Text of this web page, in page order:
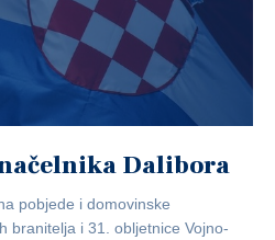
Dalibora
pobjede i domovinske
branitelja i 31. obljetnice Vojno-